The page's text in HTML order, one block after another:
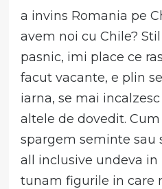
a invins Romania pe
avem noi cu Chile?
pasnic, imi place ce
facut vacante, e plin
iarna, se mai
altele de dovedit.
spargem seminte sau
all inclusive undeva
tunam figurile in care